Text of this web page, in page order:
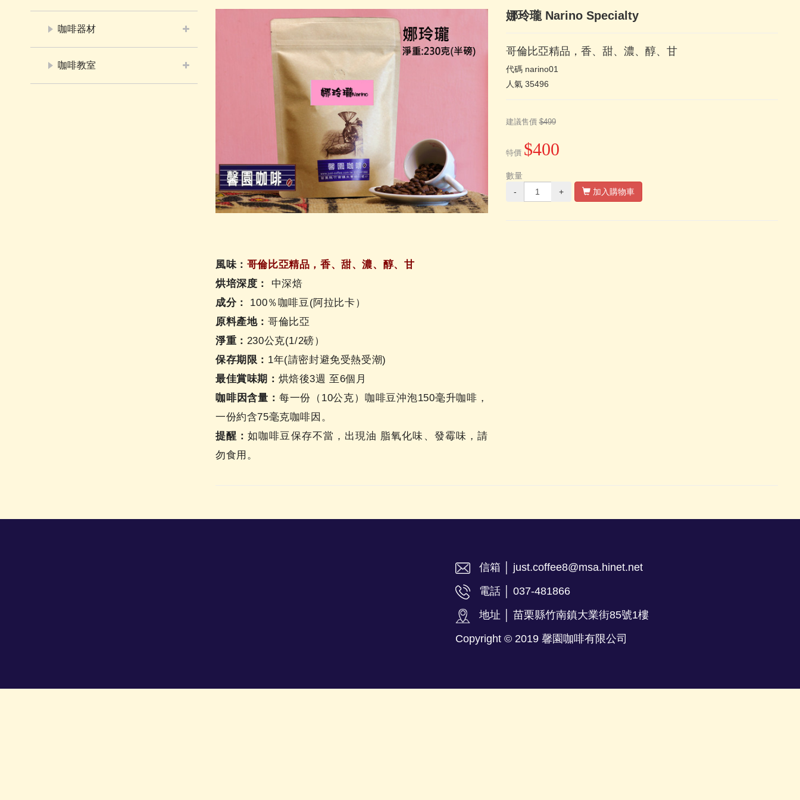
咖啡器材
咖啡教室
娜玲瓏 Narino Specialty
哥倫比亞精品，香、甜、濃、醇、甘
代碼 narino01
人氣 35496
建議售價 $499
特價 $400
數量
-
+ 加入購物車
風味： 哥倫比亞精品，香、甜、濃、醇、甘
烘培深度：
中深焙
成分：
100％咖啡豆(阿拉比卡）
原料產地： 哥倫比亞
淨重： 230公克(1/2磅）
保存期限： 1年(請密封避免受熱受潮)
最佳賞味期： 烘焙後3週 至6個月
咖啡因含量： 每一份（10公克）咖啡豆沖泡150毫升咖啡，
一份約含75毫克咖啡因。
提醒：如咖啡豆保存不當，出現油 脂氧化味、發霉味，請
勿食用。
信箱 │ just.coffee8@msa.hinet.net
電話 │ 037-481866
地址 │ 苗栗縣竹南鎮大業街85號1樓
Copyright © 2019 馨園咖啡有限公司